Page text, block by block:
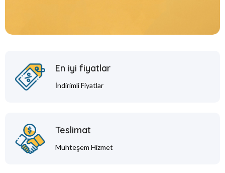
En iyi fiyatlar
İndirimli Fiyatlar
Teslimat
Muhteşem Hizmet